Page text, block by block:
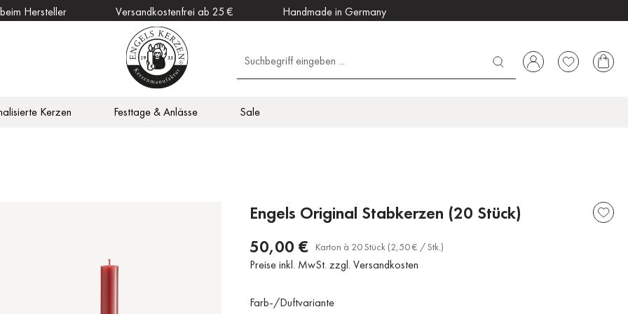
Hersteller Versandkostenfrei ab 25 € Handmade in Germany
Kerzen Festtage & Anlässe Sale
Engels Original Stabkerzen (20 Stück)
50,00 €
Karton à 20 Stück (2,50 € / Stk.)
Preise inkl. MwSt. zzgl. Versandkosten
Farb-/Duftvariante